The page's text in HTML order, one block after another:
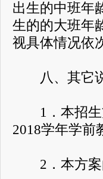
出生的中班年
生的的大班年
视具体情况依
八、其它
1．本招生
2018学年学前
2．本方案